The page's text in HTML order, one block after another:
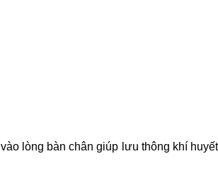
lòng bàn chân giúp lưu thông khí